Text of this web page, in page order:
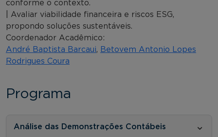
conforme o contexto.
| Avaliar viabilidade financeira e riscos ESG,
propondo soluções sustentáveis.
Coordenador Acadêmico:
André Baptista Barcaui, Betovem Antonio Lopes
Rodrigues Coura
Programa
Análise das Demonstrações Contábeis